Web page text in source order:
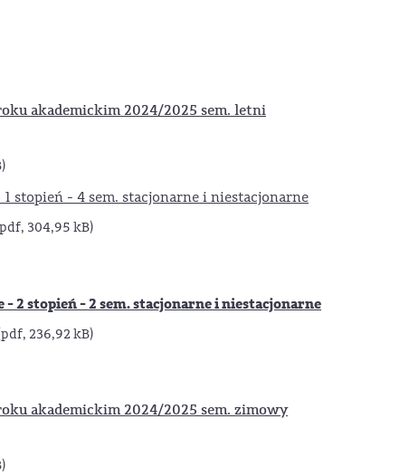
akademickim 2024/2025 sem. letni
stopień - 4 sem. stacjonarne i niestacjonarne
304,95 kB)
2 stopień - 2 sem. stacjonarne i niestacjonarne
236,92 kB)
akademickim 2024/2025 sem. zimowy